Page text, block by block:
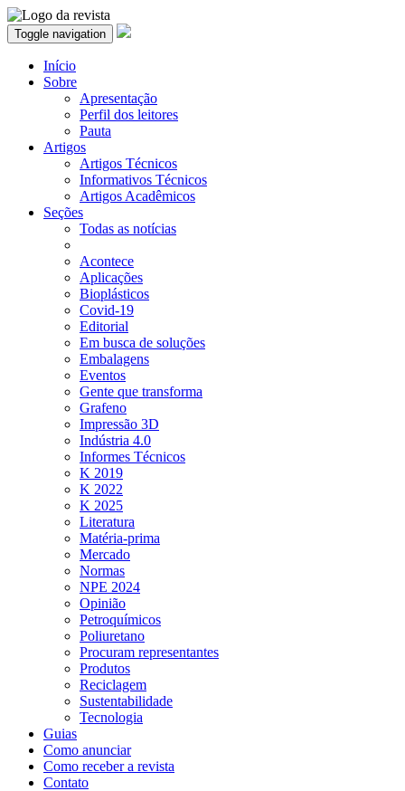
Toggle navigation
Início
Sobre
Apresentação
Perfil dos leitores
Pauta
Artigos
Artigos Técnicos
Informativos Técnicos
Artigos Acadêmicos
Seções
Todas as notícias
Acontece
Aplicações
Bioplásticos
Covid-19
Editorial
Em busca de soluções
Embalagens
Eventos
Gente que transforma
Grafeno
Impressão 3D
Indústria 4.0
Informes Técnicos
K 2019
K 2022
K 2025
Literatura
Matéria-prima
Mercado
Normas
NPE 2024
Opinião
Petroquímicos
Poliuretano
Procuram representantes
Produtos
Reciclagem
Sustentabilidade
Tecnologia
Guias
Como anunciar
Como receber a revista
Contato